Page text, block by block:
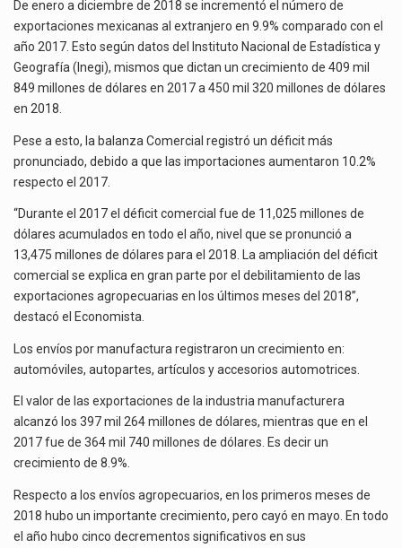
El superávit comercial de México con Estados Unidos alcanzó 102,581 millones de dólares (mdd) en…
El Tribunal Federal de Justicia Administrativa (TFJA), a través de su Segunda Sala Regional en…
El Gobierno de Estados Unidos ha procesado la devolución de aproximadamente 100,000 millones de dólares…
AL
EXTRANJERO
EN
2018:
INEGI
De enero a diciembre de 2018 se incrementó el número de
exportaciones mexicanas al extranjero en 9.9% comparado con el
año 2017. Esto según datos del Instituto Nacional de Estadística y
Geografía (Inegi), mismos que dictan un crecimiento de 409 mil
849 millones de dólares en 2017 a 450 mil 320 millones de dólares
en 2018.
Pese a esto, la balanza Comercial registró un déficit más
pronunciado, debido a que las importaciones aumentaron 10.2%
respecto el 2017.
“Durante el 2017 el déficit comercial fue de 11,025 millones de
dólares acumulados en todo el año, nivel que se pronunció a
13,475 millones de dólares para el 2018. La ampliación del déficit
comercial se explica en gran parte por el debilitamiento de las
exportaciones agropecuarias en los últimos meses del 2018”,
destacó el Economista.
Los envíos por manufactura registraron un crecimiento en:
automóviles, autopartes, artículos y accesorios automotrices.
El valor de las exportaciones de la industria manufacturera
alcanzó los 397 mil 264 millones de dólares, mientras que en el
2017 fue de 364 mil 740 millones de dólares. Es decir un
crecimiento de 8.9%.
Respecto a los envíos agropecuarios, en los primeros meses de
2018 hubo un importante crecimiento, pero cayó en mayo. En todo
el año hubo cinco decrementos significativos en sus